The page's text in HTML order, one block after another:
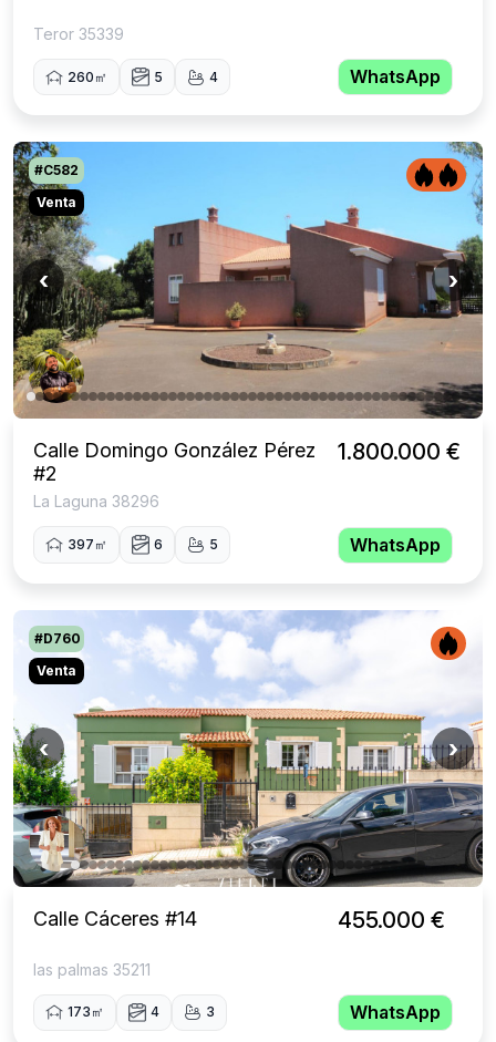
Teror 35339
260㎡ 5 4 WhatsApp
‹ ›
#C582
Venta
Calle Domingo González Pérez
#2
La Laguna 38296
397㎡ 6 5
1.800.000 €
WhatsApp
‹ ›
#D760
Venta
Calle Cáceres #14
las palmas 35211
173㎡ 4 3
455.000 €
WhatsApp